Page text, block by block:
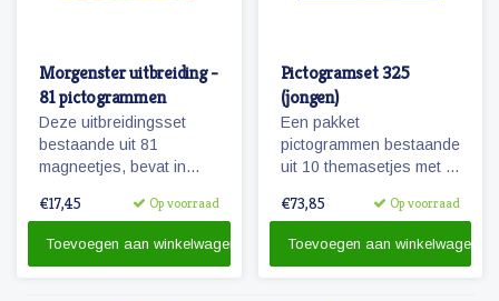
Morgenster uitbreiding -
81 pictogrammen
Deze uitbreidingsset
bestaande uit 81
magneetjes, bevat in
basisset Morgenster, alle
serie en in een ruime
€17,45 Op voorraad
Toevoegen aan winkelwagen
Pictogramset 325
(jongen)
Een pakket
pictogrammen bestaande
uit 10 themasetjes met in
voor een volledige
€73,85 Op voorraad
Toevoegen aan winkelwagen